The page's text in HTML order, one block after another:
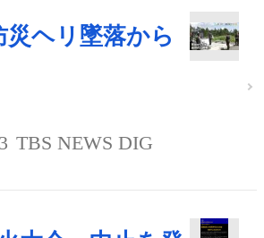
災ヘリ墜落から
TBS NEWS DIG